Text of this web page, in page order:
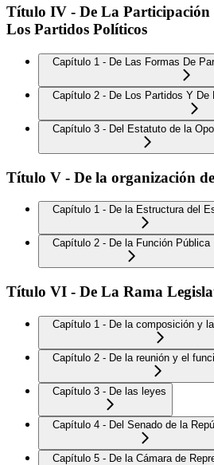
Título IV - De La Participación
Los Partidos Políticos
Capítulo 1 - De Las Formas De
Capítulo 2 - De Los Partidos Y
Capítulo 3 - Del Estatuto de la
Título V - De la organización
Capítulo 1 - De la Estructura del
Capítulo 2 - De la Función Pública
Título VI - De La Rama
Capítulo 1 - De la composición y
Capítulo 2 - De la reunión y el
Capítulo 3 - De las leyes
Capítulo 4 - Del Senado de la
Capítulo 5 - De la Cámara de